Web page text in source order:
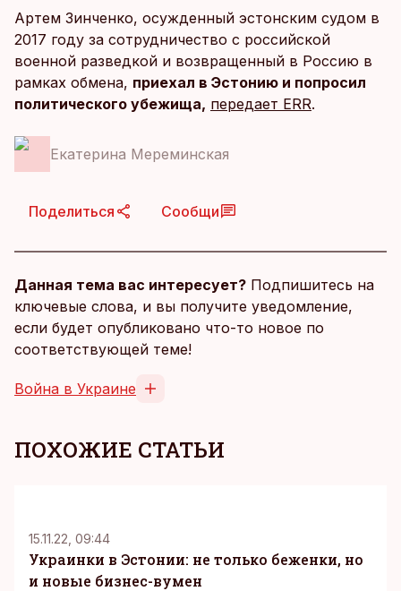
Артем Зинченко, осужденный эстонским судом в
2017 году за сотрудничество с российской
военной разведкой и возвращенный в Россию в
рамках обмена, приехал в Эстонию и попросил
политического убежища, передает ERR.
Екатерина Мереминская
Поделиться Сообщи
Данная тема вас интересует? Подпишитесь на
ключевые слова, и вы получите уведомление,
если будет опубликовано что-то новое по
соответствующей теме!
Война в Украине
ПОХОЖИЕ СТАТЬИ
15.11.22, 09:44
Украинки в Эстонии: не только беженки, но
и новые бизнес-вумен